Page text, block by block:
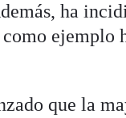
ha
ejemplo
que la